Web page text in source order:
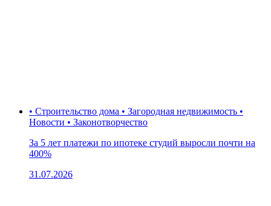
• Строительство дома • Загородная недвижимость •
Новости • Законотворчество
За 5 лет платежи по ипотеке студий выросли почти на
400%
31.07.2026